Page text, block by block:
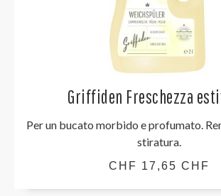
Griffiden Freschezza
Per un bucato morbido e profumato.
stiratura.
CHF 17,65 CHF